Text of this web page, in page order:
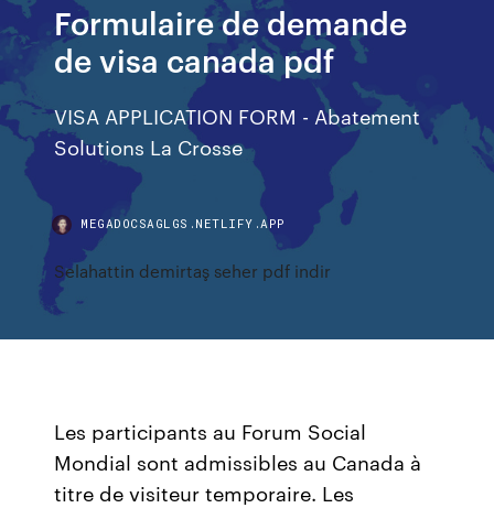
Formulaire de demande
de visa canada pdf
VISA APPLICATION FORM - Abatement
Solutions La Crosse
MEGADOCSAGLGS.NETLIFY.APP
Selahattin demirtaş seher pdf indir
Les participants au Forum Social
Mondial sont admissibles au Canada à
titre de visiteur temporaire. Les